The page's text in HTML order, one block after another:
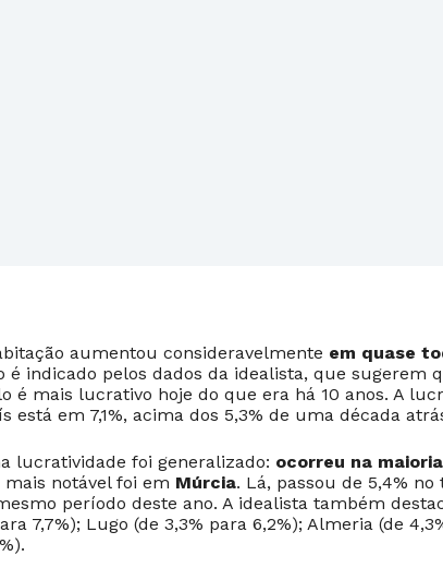
aumentou consideravelmente em quase
é indicado pelos dados da idealista, que sugerem
é mais lucrativo hoje do que era há 10 anos. A
está em 7,1%, acima dos 5,3% de uma década
lucratividade foi generalizado: ocorreu na
mais notável foi em Múrcia. Lá, passou de 5,4% no
período deste ano. A idealista também
7,7%); Lugo (de 3,3% para 6,2%); Almeria (de